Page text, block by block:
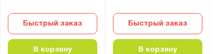
Быстрый заказ
В корзину
Быстрый заказ
В корзину